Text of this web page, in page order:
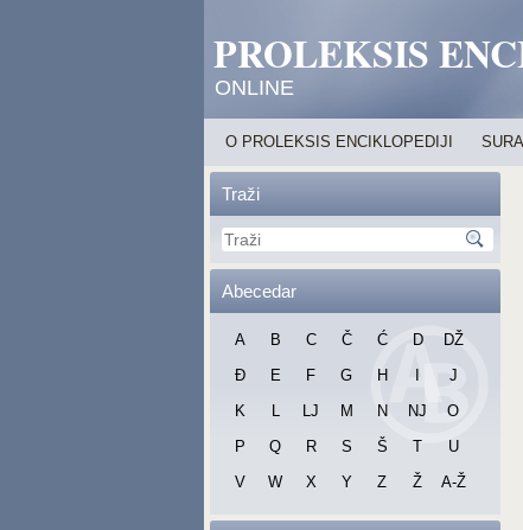
PROLEKSIS
ONLINE
O PROLEKSIS ENCIKLOPEDIJI
Traži
Abecedar
A B C Č Ć D
DŽ
Đ
E F G H
J
K
L LJ M N NJ
O
P
Q R S Š T
U
V
W X Y Z Ž A-Ž